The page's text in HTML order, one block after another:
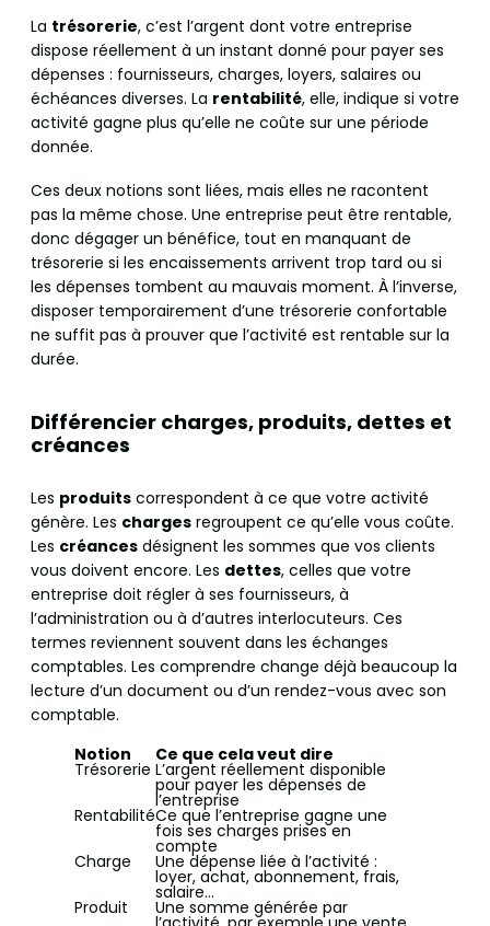
La trésorerie, c’est l’argent dont votre entreprise
dispose réellement à un instant donné pour payer ses
dépenses : fournisseurs, charges, loyers, salaires ou
échéances diverses. La rentabilité, elle, indique si votre
activité gagne plus qu’elle ne coûte sur une période
donnée.
Ces deux notions sont liées, mais elles ne racontent
pas la même chose. Une entreprise peut être rentable,
donc dégager un bénéfice, tout en manquant de
trésorerie si les encaissements arrivent trop tard ou si
les dépenses tombent au mauvais moment. À l’inverse,
disposer temporairement d’une trésorerie confortable
ne suffit pas à prouver que l’activité est rentable sur la
durée.
Différencier charges, produits, dettes et
créances
Les produits correspondent à ce que votre activité
génère. Les charges regroupent ce qu’elle vous coûte.
Les créances désignent les sommes que vos clients
vous doivent encore. Les dettes, celles que votre
entreprise doit régler à ses fournisseurs, à
l’administration ou à d’autres interlocuteurs. Ces
termes reviennent souvent dans les échanges
comptables. Les comprendre change déjà beaucoup la
lecture d’un document ou d’un rendez-vous avec son
comptable.
Notion
Ce que cela veut dire
Trésorerie L’argent réellement disponible
pour payer les dépenses de
l’entreprise
RentabilitéCe que l’entreprise gagne une
fois ses charges prises en
compte
Charge Une dépense liée à l’activité :
loyer, achat, abonnement, frais,
salaire…
Produit Une somme générée par